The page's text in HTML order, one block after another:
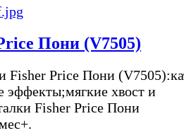
Пони (V7505)
Fisher Price Пони
эффекты;мягкие хвост и
Fisher Price Пони